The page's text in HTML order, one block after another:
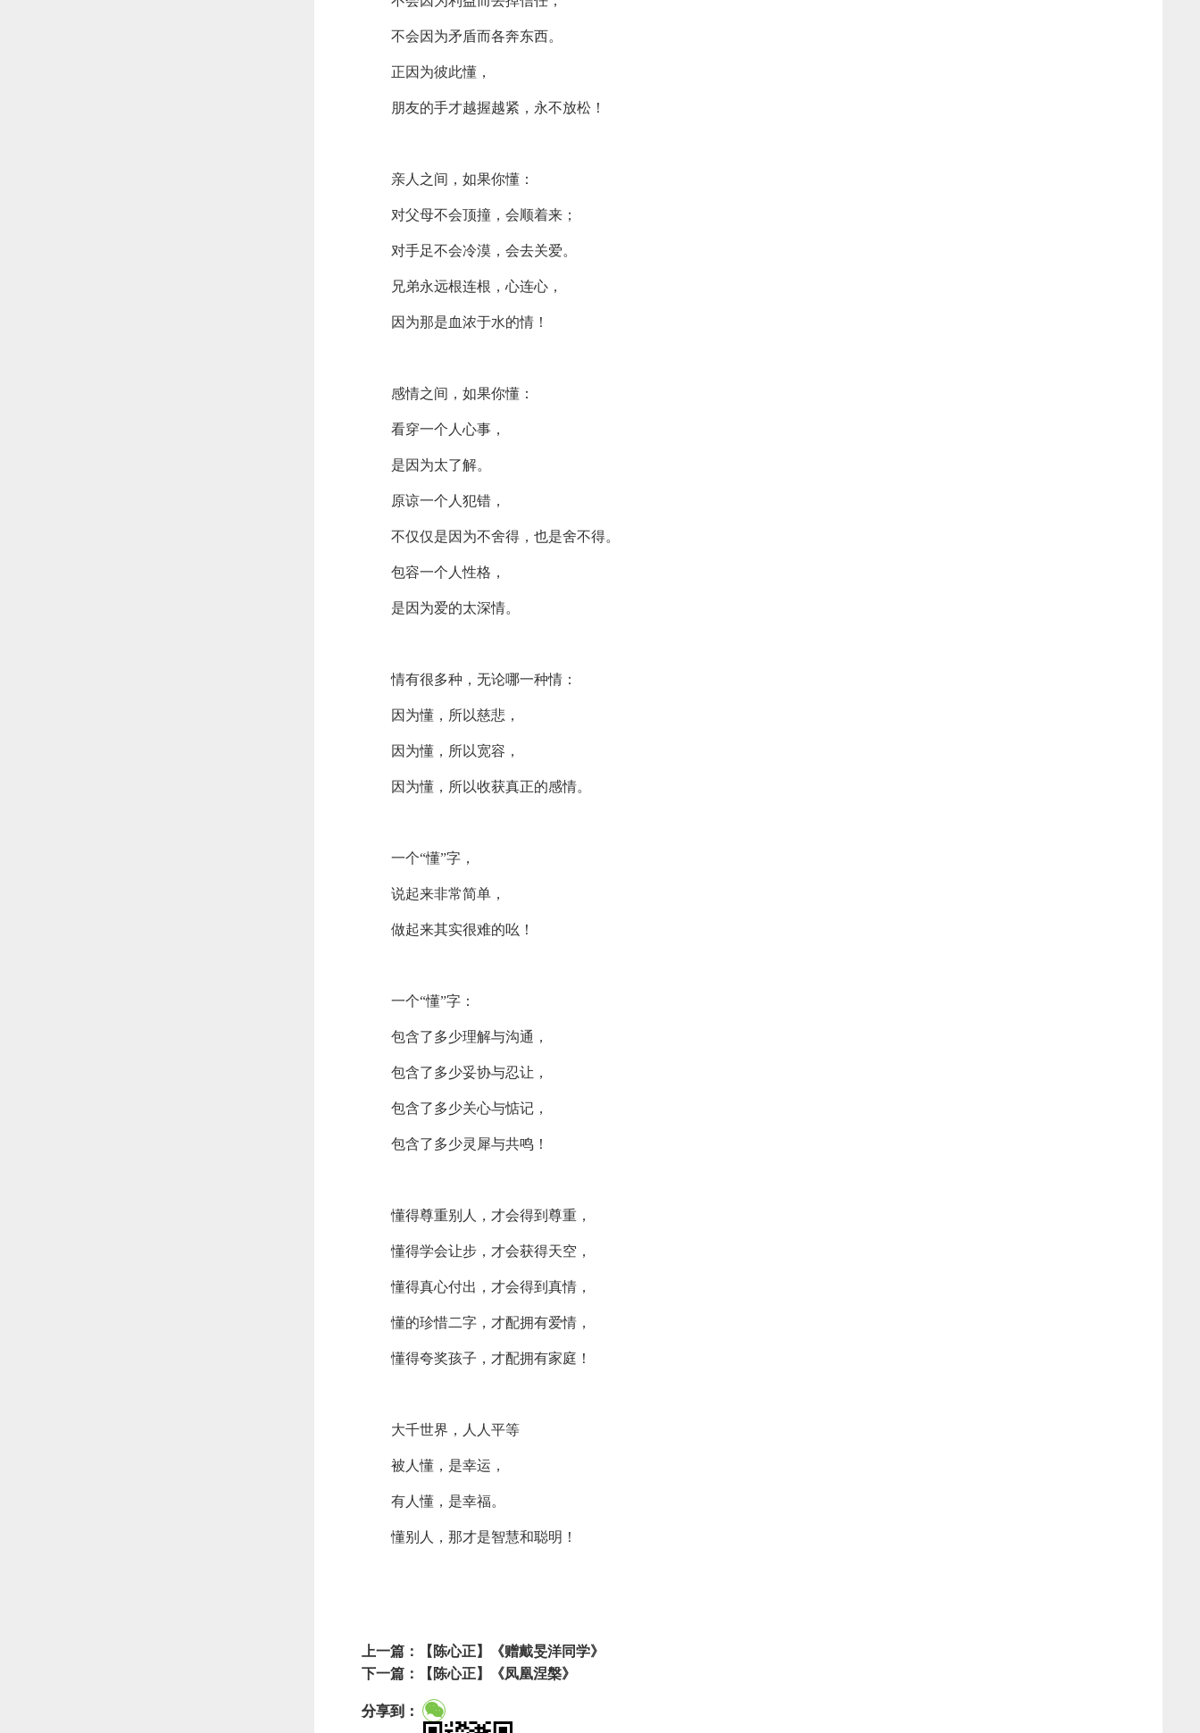
不会因为矛盾而各奔东西。
正因为彼此懂，
朋友的手才越握越紧，永不放松！
亲人之间，如果你懂：
对父母不会顶撞，会顺着来；
对手足不会冷漠，会去关爱。
兄弟永远根连根，心连心，
因为那是血浓于水的情！
感情之间，如果你懂：
看穿一个人心事，
是因为太了解。
原谅一个人犯错，
不仅仅是因为不舍得，也是舍不得。
包容一个人性格，
是因为爱的太深情。
情有很多种，无论哪一种情：
因为懂，所以慈悲，
因为懂，所以宽容，
因为懂，所以收获真正的感情。
一个“懂”字，
说起来非常简单，
做起来其实很难的吆！
一个“懂”字：
包含了多少理解与沟通，
包含了多少妥协与忍让，
包含了多少关心与惦记，
包含了多少灵犀与共鸣！
懂得尊重别人，才会得到尊重，
懂得学会让步，才会获得天空，
懂得真心付出，才会得到真情，
懂的珍惜二字，才配拥有爱情，
懂得夸奖孩子，才配拥有家庭！
大千世界，人人平等
被人懂，是幸运，
有人懂，是幸福。
懂别人，那才是智慧和聪明！
上一篇：
【陈心正】《赠戴旻洋同学》
下一篇：
【陈心正】《凤凰涅槃》
分享到：